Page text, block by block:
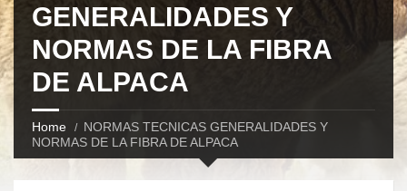
GENERALIDADES Y
NORMAS DE LA FIBRA
DE ALPACA
Home
NORMAS TECNICAS GENERALIDADES Y
NORMAS DE LA FIBRA DE ALPACA